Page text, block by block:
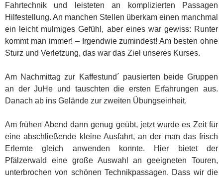
Fahrtechnik und leisteten an komplizierten Passagen
Hilfestellung. An manchen Stellen überkam einen manchmal
ein leicht mulmiges Gefühl, aber eines war gewiss: Runter
kommt man immer! – Irgendwie zumindest! Am besten ohne
Sturz und Verletzung, das war das Ziel unseres Kurses.
Am Nachmittag zur Kaffestund´ pausierten beide Gruppen
an der JuHe und tauschten die ersten Erfahrungen aus.
Danach ab ins Gelände zur zweiten Übungseinheit.
Am frühen Abend dann genug geübt, jetzt wurde es Zeit für
eine abschließende kleine Ausfahrt, an der man das frisch
Erlernte gleich anwenden konnte. Hier bietet der
Pfälzerwald eine große Auswahl an geeigneten Touren,
unterbrochen von schönen Technikpassagen. Dass wir die